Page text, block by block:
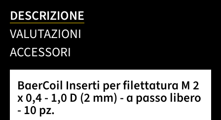
DESCRIZIONE
VALUTAZIONI
ACCESSORI
BaerCoil Inserti per filettatura M 2
x 0,4 - 1,0 D (2 mm) - a passo libero
- 10 pz.